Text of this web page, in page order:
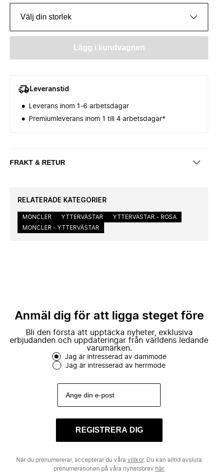
Välj din storlek
Lägg i kundvagnen
Leveranstid
Leverans inom 1-6 arbetsdagar
Premiumleverans inom 1 till 4 arbetsdagar*
FRAKT & RETUR
RELATERADE KATEGORIER
MONCLER YTTERVÄSTAR
YTTERVÄSTAR - ROSA
MONCLER - YTTERVÄSTAR
Anmäl dig för att ligga steget före
Bli den första att upptäcka nyheter, exklusiva
erbjudanden och uppdateringar från världens ledande
varumärken.
Jag är intresserad av dammode
Jag är intresserad av herrmode
REGISTRERA DIG
När du prenumererar, accepterar du våra villkor. Du kan alltid avsluta
prenumerationen på våra nyhetsbrev här.